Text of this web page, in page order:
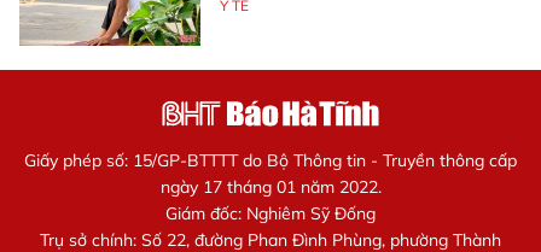
Y TẾ
Giấy phép số: 15/GP-BTTTT do Bộ Thông tin - Truyền thông cấp
ngày 17 tháng 01 năm 2022.
Giám đốc: Nghiêm Sỹ Đống
Trụ sở chính: Số 22, đường Phan Đình Phùng, phường Thành